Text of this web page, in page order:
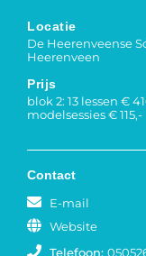
Locatie
De Heerenveense
Heerenveen
Prijs
blok 2: 13 lessen €
modelsessies € 115,-
Contact
E-mail
Website
Telefoon: